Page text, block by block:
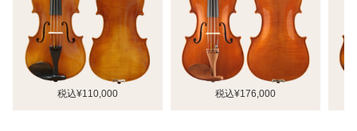
税込¥110,000 税込¥176,000